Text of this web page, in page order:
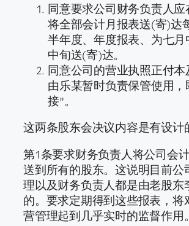
同意要求公司财务负责人应
将全部会计月报表送(寄)达
半年度、年度报表、为七月
中旬送(寄)达。
同意公司的营业执照正付
由乐某暂时负责保管使用，
接”。
这两条股东会决议内容是有设计
第1条要求财务负责人将公司会
送到所有的股东。这说明目前公
理以及财务负责人都是由老股东
的。要求定期得到这些报表，将
营管理起到几乎实时的监督作用。